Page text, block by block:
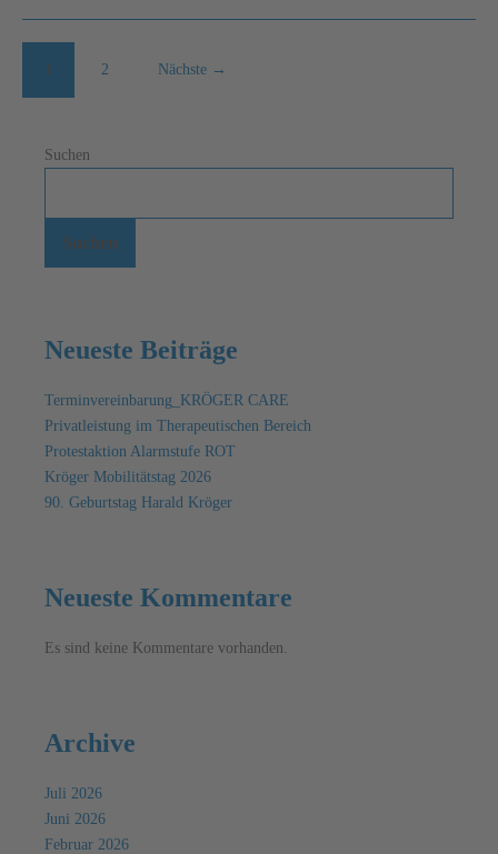
2 Nächste →
Suchen
Suchen
Neueste Beiträge
Terminvereinbarung_KRÖGER CARE
Privatleistung im Therapeutischen Bereich
Protestaktion Alarmstufe ROT
Kröger Mobilitätstag 2026
90. Geburtstag Harald Kröger
Neueste Kommentare
Es sind keine Kommentare vorhanden.
Archive
Juli 2026
Juni 2026
Februar 2026